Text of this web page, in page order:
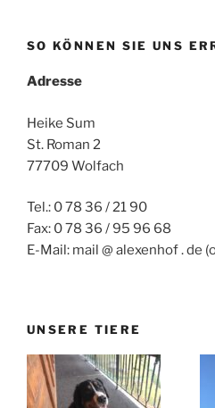
SO KÖNNEN SIE UNS
Adresse
Heike Sum
St. Roman 2
77709 Wolfach
Tel.: 0 78 36 / 21 90
Fax: 0 78 36 / 95 96 68
E-Mail: mail @ alexenhof . de
UNSERE TIERE